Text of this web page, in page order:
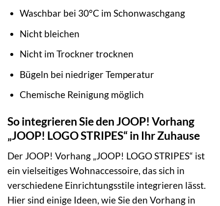
Waschbar bei 30°C im Schonwaschgang
Nicht bleichen
Nicht im Trockner trocknen
Bügeln bei niedriger Temperatur
Chemische Reinigung möglich
So integrieren Sie den JOOP! Vorhang
„JOOP! LOGO STRIPES“ in Ihr Zuhause
Der JOOP! Vorhang „JOOP! LOGO STRIPES“ ist
ein vielseitiges Wohnaccessoire, das sich in
verschiedene Einrichtungsstile integrieren lässt.
Hier sind einige Ideen, wie Sie den Vorhang in